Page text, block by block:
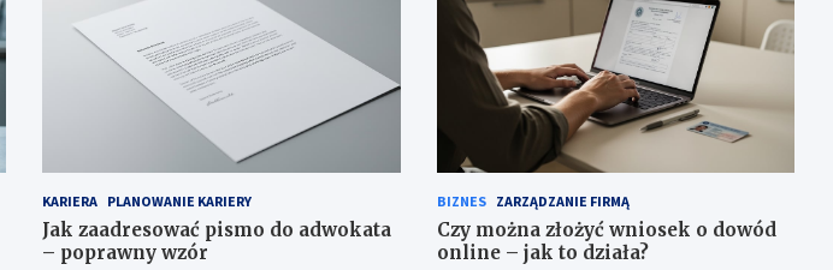
KARIERA PLANOWANIE KARIERY
Jak zaadresować pismo do adwokata
– poprawny wzór
BIZNES ZARZĄDZANIE FIRMĄ
Czy można złożyć wniosek o dowód
online – jak to działa?